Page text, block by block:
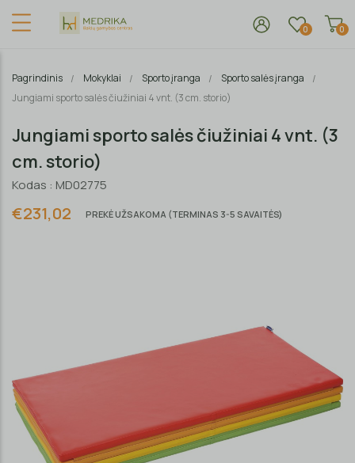
0 0
Pagrindinis Mokyklai Sporto įranga
Sporto salės įranga
Jungiami sporto salės čiužiniai 4 vnt. (3 cm. storio)
Jungiami sporto salės čiužiniai 4 vnt. (3
cm. storio)
Kodas : MD02775
€231,02 PREKĖ UŽSAKOMA (TERMINAS 3-5 SAVAITĖS)